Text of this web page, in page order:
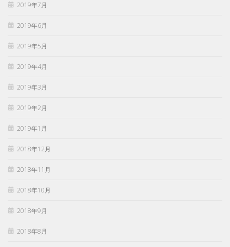
2019年7月
2019年6月
2019年5月
2019年4月
2019年3月
2019年2月
2019年1月
2018年12月
2018年11月
2018年10月
2018年9月
2018年8月